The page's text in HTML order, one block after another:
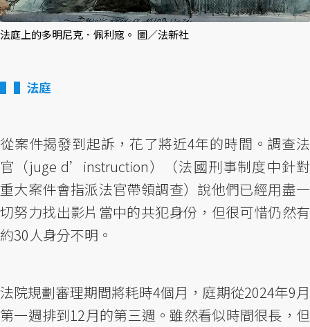
法庭上的多明尼克．佩利寇。 圖／法新社
▌法庭
從案件揭發到起訴，花了將近4年的時間。調查法
官（juge d’instruction）（法國刑事制度中針對
重大案件會指派法官帶領調查）說他們已經用盡一
切努力找出影片當中的共犯身份，但很可惜仍然有
約30人身分不明。
法院規劃審理期間將耗時4個月，庭期從2024年9月
第一週排到12月的第三週。雖然看似時間很長，但